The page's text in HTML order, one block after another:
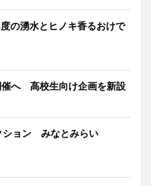
の湧水とヒノキ香るおけで
へ 高校生向け企画を新設
ション みなとみらい